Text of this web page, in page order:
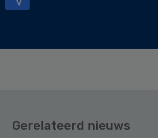
Gerelateerd nieuws